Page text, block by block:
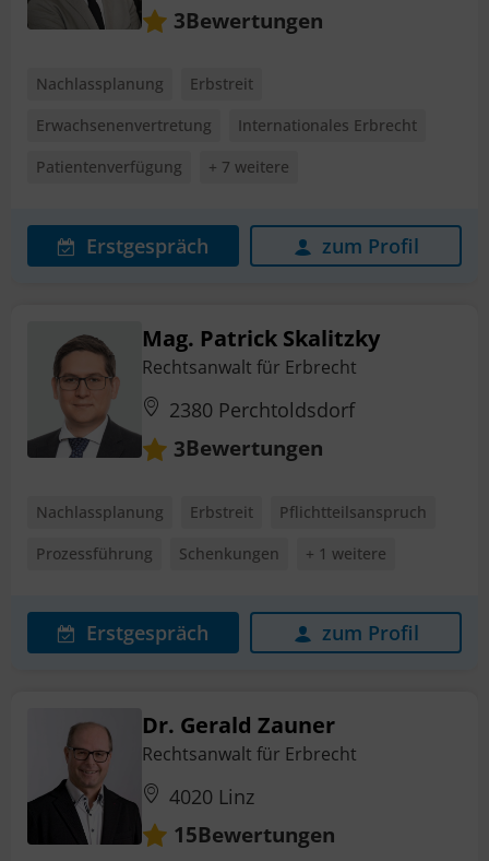
3Bewertungen
Nachlassplanung
Erbstreit
Erwachsenenvertretung
Internationales Erbrecht
Patientenverfügung
+ 7 weitere
Erstgespräch zum Profil
Mag. Patrick Skalitzky
Rechtsanwalt für Erbrecht
2380 Perchtoldsdorf
3Bewertungen
Nachlassplanung Erbstreit
Pflichtteilsanspruch
Prozessführung
Schenkungen + 1 weitere
Erstgespräch zum Profil
Dr. Gerald Zauner
Rechtsanwalt für Erbrecht
4020 Linz
15Bewertungen